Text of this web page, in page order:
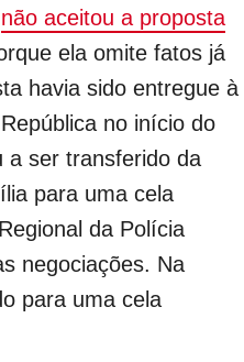
não aceitou a proposta
ela omite fatos já
havia sido entregue à
no início do
a ser transferido da
para uma cela
da Polícia
negociações. Na
para uma cela